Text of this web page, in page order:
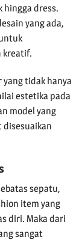
hingga dress.
yang ada,
kreatif.
tidak hanya
estetika pada
model yang
disesuaikan
sepatu,
item yang
diri. Maka dari
sangat